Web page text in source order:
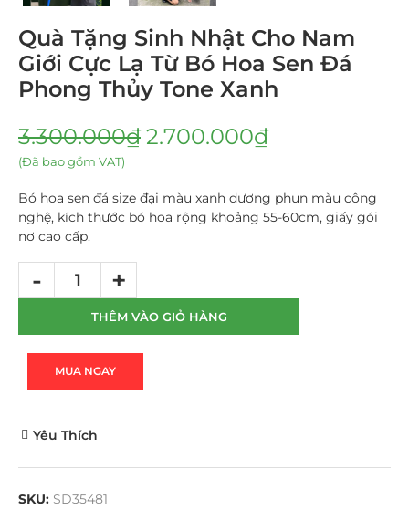
Quà Tặng Sinh Nhật Cho Nam
Giới Cực Lạ Từ Bó Hoa Sen Đá
Phong Thủy Tone Xanh
3.300.000₫ 2.700.000₫
(Đã bao gồm VAT)
Bó hoa sen đá size đại màu xanh dương phun màu công
nghệ, kích thước bó hoa rộng khoảng 55-60cm, giấy gói
nơ cao cấp.
THÊM VÀO GIỎ HÀNG
MUA NGAY
Yêu Thích
SKU: SD35481